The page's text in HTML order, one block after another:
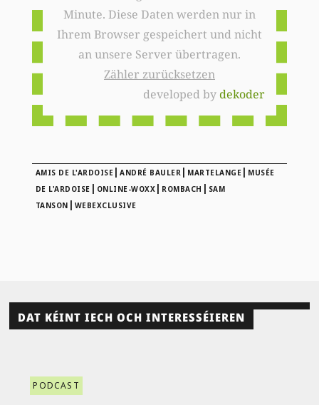
Minute. Diese Daten werden nur in
Ihrem Browser gespeichert und nicht
an unsere Server übertragen.
Zähler zurücksetzen
developed bydekoder
AMIS DE L'ARDOISE |ANDRÉ BAULER | MARTELANGE | MUSÉE
DE L'ARDOISE | ONLINE-WOXX | ROMBACH | SAM
TANSON | WEBEXCLUSIVE
DAT KÉINT IECH OCH INTERESSÉIEREN
PODCAST